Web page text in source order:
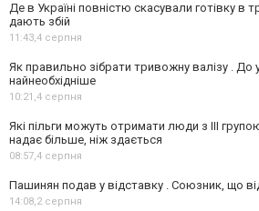
Де в Україні повністю скасували готівку в
дають збій
11:43,4 серпня
Як правильно зібрати тривожну валізу .
найнеобхідніше
10:21,4 серпня
Які пільги можуть отримати люди з III
надає більше, ніж здається
08:57,4 серпня
Пашинян подав у відставку . Союзник, що
14:08,2 серпня